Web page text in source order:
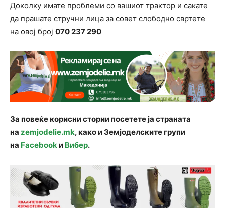
Доколку имате проблеми со вашиот трактор и сакате
да прашате стручни лица за совет слободно свртете
на овој број 070 237 290
За повеќе корисни стории посетете ја страната
на zemjodelie.mk, како и Земјоделските групи
на Facebookи Вибер.